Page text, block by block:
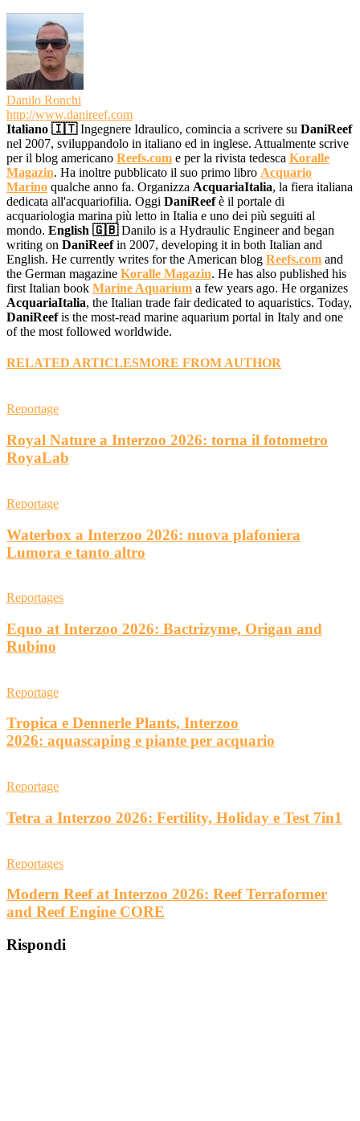
Danilo Ronchi
http://www.danireef.com
Italiano 🇮🇹Ingegnere Idraulico, comincia a scrivere su DaniReef
nel 2007, sviluppandolo in italiano ed in inglese. Attualmente scrive
per il blog americano Reefs.com e per la rivista tedesca Koralle
Magazin. Ha inoltre pubblicato il suo primo libro Acquario
Marino qualche anno fa. Organizza AcquariaItalia, la fiera italiana
dedicata all'acquariofilia. Oggi DaniReefè il portale di
acquariologia marina più letto in Italia e uno dei più seguiti al
mondo. English 🇬🇧Danilo is a Hydraulic Engineer and began
writing on DaniReefin 2007, developing it in both Italian and
English. He currently writes for the American blog Reefs.com and
the German magazine Koralle Magazin. He has also published his
first Italian book Marine Aquarium a few years ago. He organizes
AcquariaItalia, the Italian trade fair dedicated to aquaristics. Today,
DaniReefis the most-read marine aquarium portal in Italy and one
of the most followed worldwide.
RELATED ARTICLESMORE FROM AUTHOR
Reportage
Royal Nature a Interzoo 2026: torna il fotometro
RoyaLab
Reportage
Waterbox a Interzoo 2026: nuova plafoniera
Lumora e tanto altro
Reportages
Equo at Interzoo 2026: Bactrizyme, Origan and
Rubino
Reportage
Tropica e Dennerle Plants, Interzoo
2026: aquascaping e piante per acquario
Reportage
Tetra a Interzoo 2026: Fertility, Holiday e Test 7in1
Reportages
Modern Reef at Interzoo 2026: Reef Terraformer
and Reef Engine CORE
Rispondi